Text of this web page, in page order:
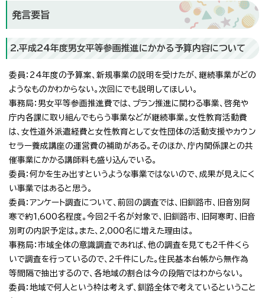
発言要旨
2.平成24年度男女平等参画推進にかかる予算内容について
委員：24年度の予算案、新規事業の説明を受けたが、継続事業がどの
ようなものかわからない。次回にでも説明してほしい。
事務局：男女平等参画推進費では、プラン推進に関わる事業、啓発や
庁内各課に取り組んでもらう事業などが継続事業。女性教育活動費
は、女性道外派遣経費と女性教育として女性団体の活動支援やカウン
セラー養成講座の運営費の補助がある。そのほか、庁内関係課との共
催事業にかかる講師料も盛り込んでいる。
委員：何かを生み出すというような事業ではないので、成果が見えにく
い事業ではあると思う。
委員：アンケート調査について、前回の調査では、旧釧路市、旧音別阿
寒で約1,600名程度。今回2千名が対象で、旧釧路市、旧阿寒町、旧音
別町の内訳予定は。また、2,000名に増えた理由は。
事務局：市域全体の意識調査であれば、他の調査を見ても2千件くら
いで調査を行っているので、2千件にした。住民基本台帳から無作為
等間隔で抽出するので、各地域の割合は今の段階ではわからない。
委員：地域で何人という枠は考えず、釧路全体で考えているということ